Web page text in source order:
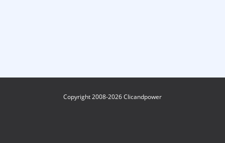
Copyright 2008-2026 Clicandpower